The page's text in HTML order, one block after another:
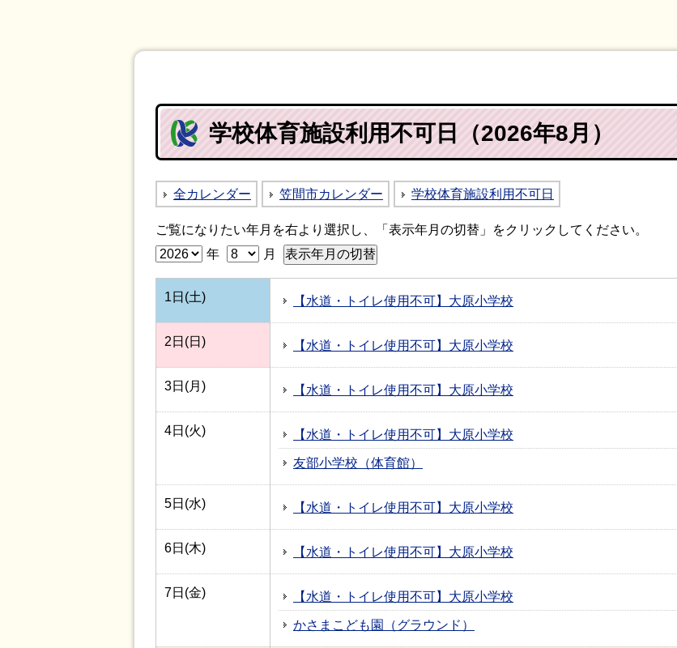
学校体育施設利用不可日（2026年8月）
全カレンダー 笠間市カレンダー 学校体育施設利用不可日
ご覧になりたい年月を右より選択し、「表示年月の切替」をクリックしてください。
年
月
1日(土) 【水道・トイレ使用不可】大原小学校
2日(日) 【水道・トイレ使用不可】大原小学校
3日(月) 【水道・トイレ使用不可】大原小学校
4日(火) 【水道・トイレ使用不可】大原小学校
友部小学校（体育館）
5日(水) 【水道・トイレ使用不可】大原小学校
6日(木) 【水道・トイレ使用不可】大原小学校
7日(金) 【水道・トイレ使用不可】大原小学校
かさまこども園（グラウンド）